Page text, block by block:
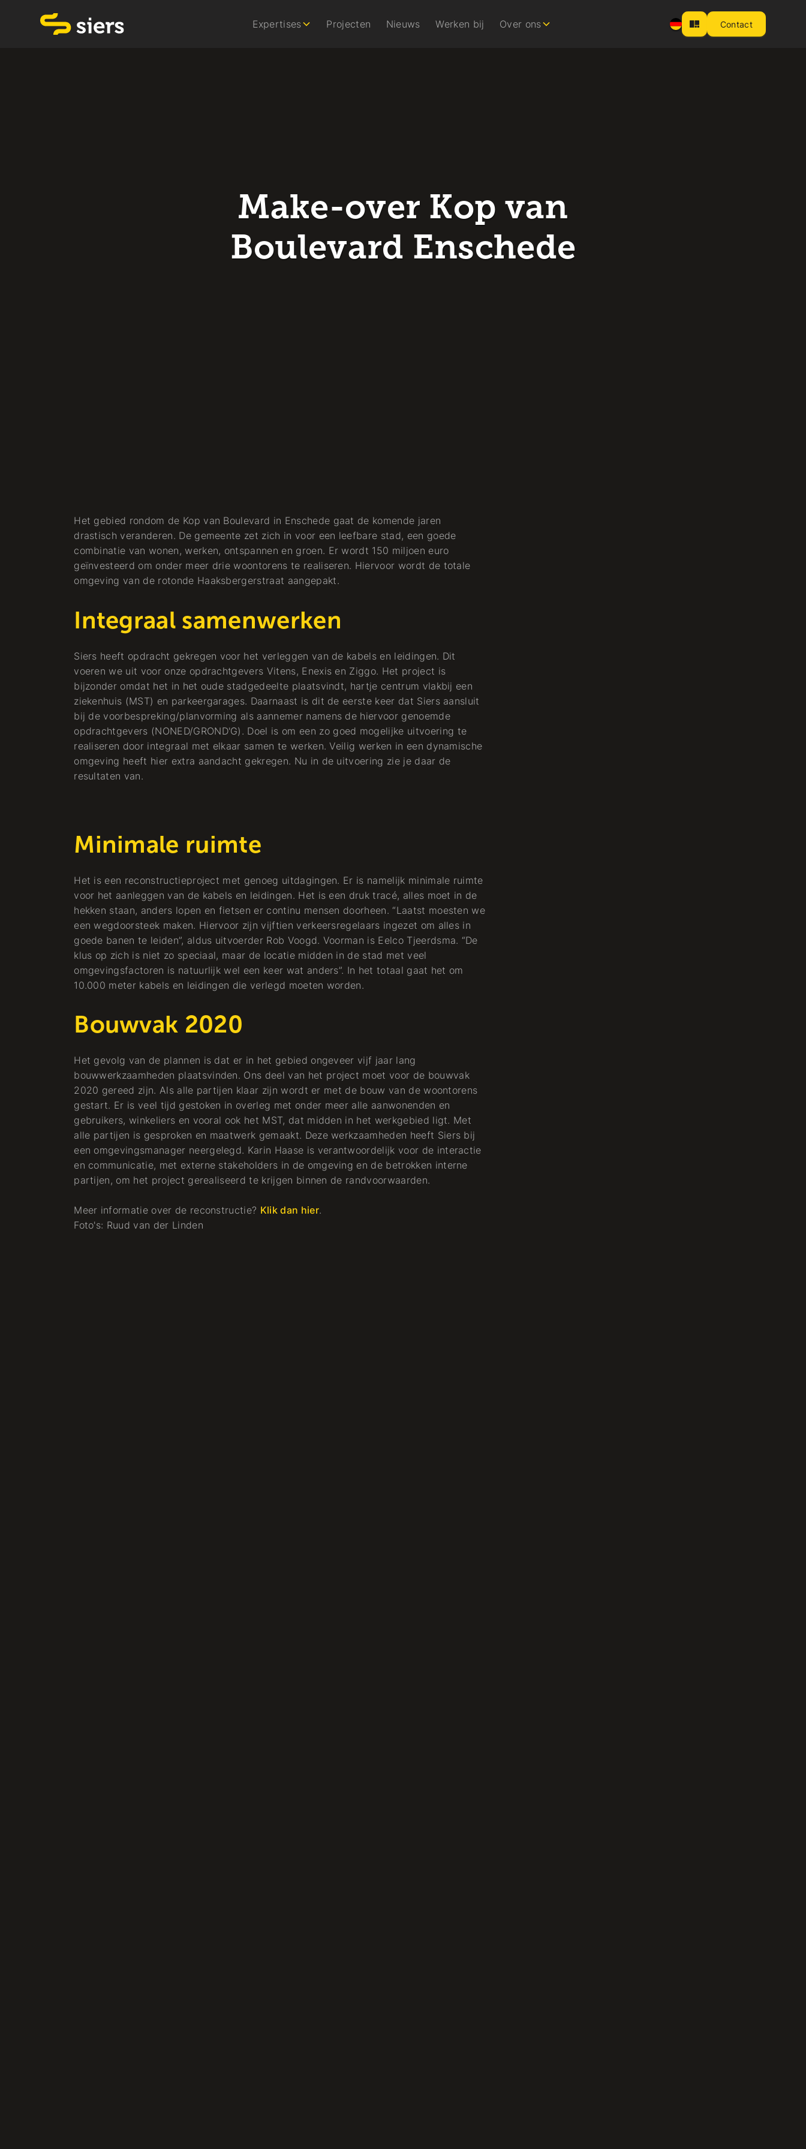
Expertises Projecten Nieuws Werken bij Over ons Contact
Make-over Kop van
Boulevard Enschede
Het gebied rondom de Kop van Boulevard in Enschede gaat de komende jaren
drastisch veranderen. De gemeente zet zich in voor een leefbare stad, een goede
combinatie van wonen, werken, ontspannen en groen. Er wordt 150 miljoen euro
geïnvesteerd om onder meer drie woontorens te realiseren. Hiervoor wordt de totale
omgeving van de rotonde Haaksbergerstraat aangepakt.
Integraal samenwerken
Siers heeft opdracht gekregen voor het verleggen van de kabels en leidingen. Dit
voeren we uit voor onze opdrachtgevers Vitens, Enexis en Ziggo. Het project is
bijzonder omdat het in het oude stadgedeelte plaatsvindt, hartje centrum vlakbij een
ziekenhuis (MST) en parkeergarages. Daarnaast is dit de eerste keer dat Siers aansluit
bij de voorbespreking/planvorming als aannemer namens de hiervoor genoemde
opdrachtgevers (NONED/GROND'G). Doel is om een zo goed mogelijke uitvoering te
realiseren door integraal met elkaar samen te werken. Veilig werken in een dynamische
omgeving heeft hier extra aandacht gekregen. Nu in de uitvoering zie je daar de
resultaten van.
​​Minimale ruimte
Het is een reconstructieproject met genoeg uitdagingen. Er is namelijk minimale ruimte
voor het aanleggen van de kabels en leidingen. Het is een druk tracé, alles moet in de
hekken staan, anders lopen en fietsen er continu mensen doorheen. “Laatst moesten we
een wegdoorsteek maken. Hiervoor zijn vijftien verkeersregelaars ingezet om alles in
goede banen te leiden”, aldus uitvoerder Rob Voogd. Voorman is Eelco Tjeerdsma. “De
klus op zich is niet zo speciaal, maar de locatie midden in de stad met veel
omgevingsfactoren is natuurlijk wel een keer wat anders”. In het totaal gaat het om
10.000 meter kabels en leidingen die verlegd moeten worden.
Bouwvak 2020
Het gevolg van de plannen is dat er in het gebied ongeveer vijf jaar lang
bouwwerkzaamheden plaatsvinden. Ons deel van het project moet voor de bouwvak
2020 gereed zijn. Als alle partijen klaar zijn wordt er met de bouw van de woontorens
gestart. Er is veel tijd gestoken in overleg met onder meer alle aanwonenden en
gebruikers, winkeliers en vooral ook het MST, dat midden in het werkgebied ligt. Met
alle partijen is gesproken en maatwerk gemaakt. Deze werkzaamheden heeft Siers bij
een omgevingsmanager neergelegd. Karin Haase is verantwoordelijk voor de interactie
en communicatie, met externe stakeholders in de omgeving en de betrokken interne
partijen, om het project gerealiseerd te krijgen binnen de randvoorwaarden.
Meer informatie over de reconstructie? Klik dan hier.
Foto's: Ruud van der Linden
Werkvoorbereider
Stadsverwarming
Koude + Warmte